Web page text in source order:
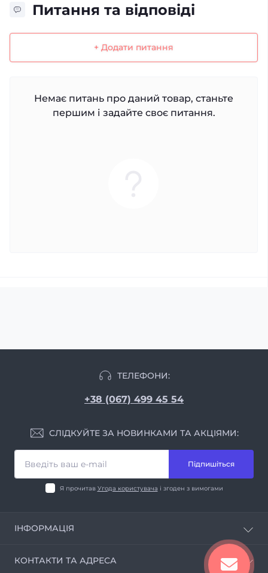
Питання та відповіді
+ Додати питання
Немає питань про даний товар, станьте
першим і задайте своє питання.
ТЕЛЕФОНИ:
+38 (067) 499 45 54
СЛІДКУЙТЕ ЗА НОВИНКАМИ ТА АКЦІЯМИ:
Підпишіться
Я прочитав Угода користувача і згоден з вимогами
ІНФОРМАЦІЯ
Інформація про доставку
КОНТАКТИ ТА АДРЕСА